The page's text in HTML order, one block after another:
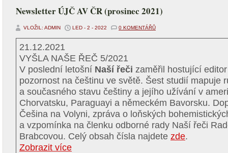
Newsletter ÚJČ AV ČR (prosinec 2021)
VLOŽIL: ADMIN LED - 2 - 2022 0 KOMENTÁŘŮ
21.12.2021
VYŠLA NAŠE ŘEČ 5/2021
V poslední letošní Naší řeči zaměřil hostující
pozornost na češtinu ve světě. Šest studií mapuje
a současného stavu češtiny a jejího užívání v
Chorvatsku, Paraguayi a německém Bavorsku.
Češina na Volyni, zpráva o loňských
a vzpomínka na členku odborné rady Naší řeči
Brabcovou. Celý obsah čísla najdete zde.
Zobrazit více